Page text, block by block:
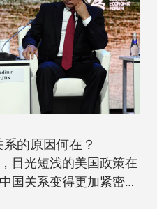
的原因何在？
目光短浅的美国政策在
国关系变得更加紧密。
定者们重新思考制定一